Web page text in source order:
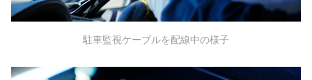
駐車監視ケーブルを配線中の様子